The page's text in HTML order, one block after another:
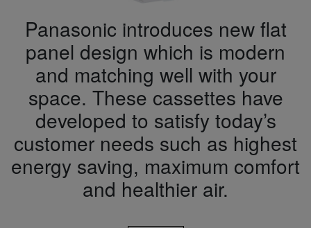
Panasonic introduces new flat
panel design which is modern
and matching well with your
space. These cassettes have
developed to satisfy today’s
customer needs such as highest
energy saving, maximum comfort
and healthier air.